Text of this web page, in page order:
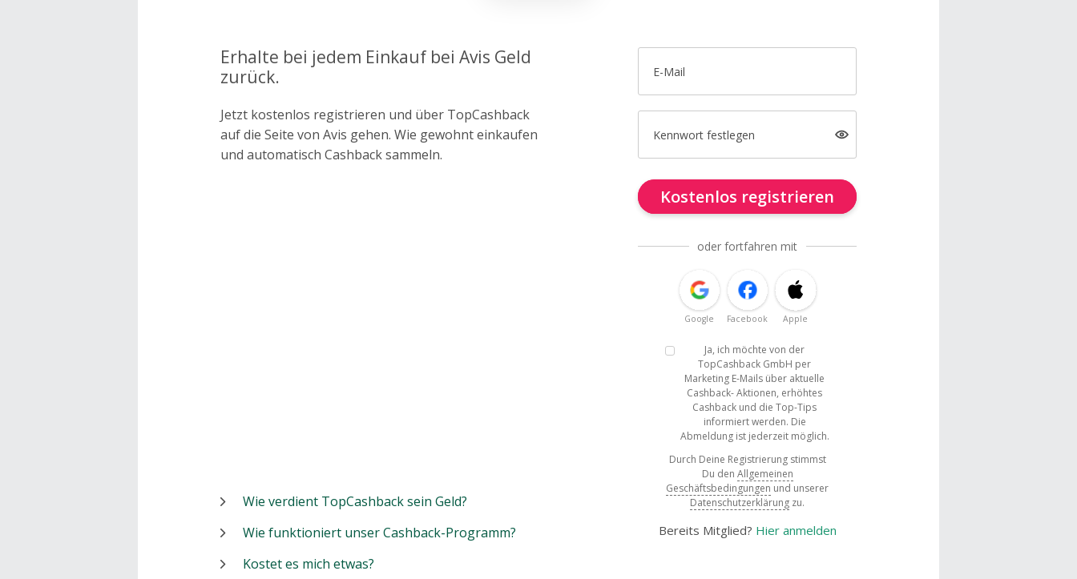
Erhalte bei jedem Einkauf bei Avis Geld
zurück.
Jetzt kostenlos registrieren und über TopCashback
auf die Seite von Avis gehen. Wie gewohnt einkaufen
und automatisch Cashback sammeln.
E-Mail
Kennwort festlegen
Kostenlos registrieren
oder fortfahren mit
Google Facebook Apple
Ja, ich möchte von der
TopCashback GmbH per
Marketing E-Mails über aktuelle
Cashback- Aktionen, erhöhtes
Cashback und die Top-Tips
informiert werden. Die
Abmeldung ist jederzeit möglich.
Durch Deine Registrierung stimmst
Du den Allgemeinen
Geschäftsbedingungen und unserer
Datenschutzerklärung zu.
Bereits Mitglied? Hier anmelden
Wie verdient TopCashback sein Geld?
Wie funktioniert unser Cashback-Programm?
Kostet es mich etwas?